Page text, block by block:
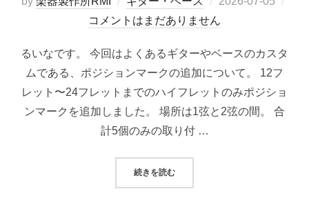
コメントはまだありません
るいなです。 今回はよくあるギターやベースのカスタ
ムである、ポジションマークの追加について。 12フ
レット〜24フレットまでのハイフレットのみポジショ
ンマークを追加しました。 場所は1弦と2弦の間。 合
計5個のみの取り付 …
続きを読む“ポジションマークが光る『